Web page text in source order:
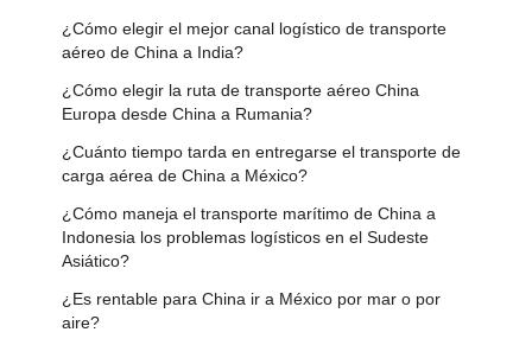
¿Cómo elegir el mejor canal logístico de transporte
aéreo de China a India?
¿Cómo elegir la ruta de transporte aéreo China
Europa desde China a Rumania?
¿Cuánto tiempo tarda en entregarse el transporte de
carga aérea de China a México?
¿Cómo maneja el transporte marítimo de China a
Indonesia los problemas logísticos en el Sudeste
Asiático?
¿Es rentable para China ir a México por mar o por
aire?